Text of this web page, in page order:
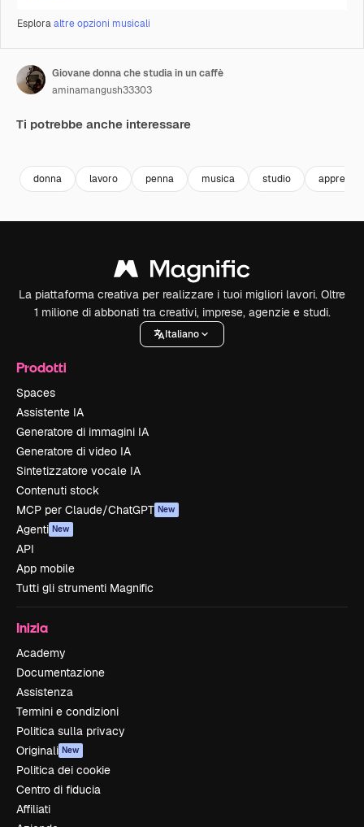
Esploraaltre opzioni musicali
Giovane donna che studia in un caffè
aminamangush33303
Ti potrebbe anche interessare
donna lavoro penna musica studio
La piattaforma creativa per realizzare i tuoi migliori lavori. Oltre
1 milione di abbonati tra creativi, imprese, agenzie e studi.
Italiano
Prodotti
Spaces
Assistente IA
Generatore di immagini IA
Generatore di video IA
Sintetizzatore vocale IA
Contenuti stock
MCP per Claude/ChatGPT New
Agenti New
API
App mobile
Tutti gli strumenti Magnific
Inizia
Academy
Documentazione
Assistenza
Termini e condizioni
Politica sulla privacy
Originali New
Politica dei cookie
Centro di fiducia
Affiliati